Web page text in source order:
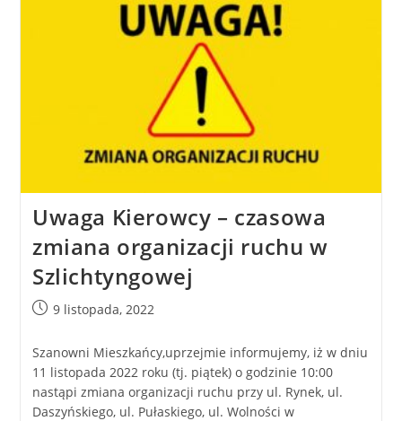
Uwaga Kierowcy – czasowa
zmiana organizacji ruchu w
Szlichtyngowej
9 listopada, 2022
Szanowni Mieszkańcy,uprzejmie informujemy, iż w dniu
11 listopada 2022 roku (tj. piątek) o godzinie 10:00
nastąpi zmiana organizacji ruchu przy ul. Rynek, ul.
Daszyńskiego, ul. Pułaskiego, ul. Wolności w